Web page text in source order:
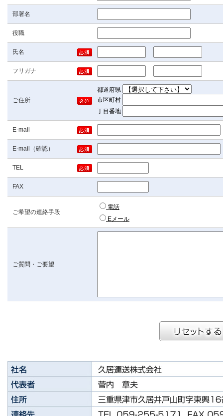
部署名
役職
氏名
フリガナ
ご住所
都道府県
市区町村
丁目番地
E-mail
E-mail（確認）
TEL
FAX
ご希望の連絡手段
電話
Eメール
ご質問・ご要望